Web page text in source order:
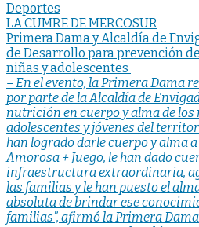
Deportes
Navegación
de
entradas
LA CUMRE DE MERCOSUR
Primera Dama y Alcaldía de
de Desarrollo para prevención
niñas y adolescentes
– En el evento, la Primera Dama
por parte de la Alcaldía de
nutrición en cuerpo y alma de los
adolescentes y jóvenes del
han logrado darle cuerpo y alma
Amorosa + Juego, le han dado
infraestructura extraordinaria,
las familias y le han puesto el
absoluta de brindar ese
familias”, afirmó la Primera